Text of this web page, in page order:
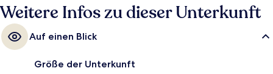
Weitere Infos zu dieser Unterkunft
Auf einen Blick
Größe der Unterkunft